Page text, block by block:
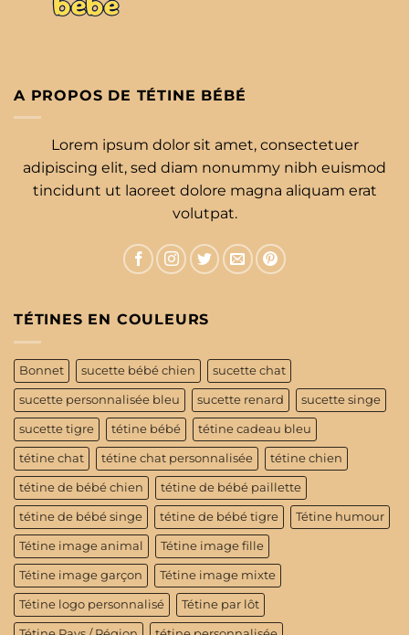
A PROPOS DE TÉTINE BÉBÉ
Lorem ipsum dolor sit amet, consectetuer
adipiscing elit, sed diam nonummy nibh euismod
tincidunt ut laoreet dolore magna aliquam erat
volutpat.
TÉTINES EN COULEURS
Bonnet sucette bébé chien sucette chat
sucette personnalisée bleu sucette renard sucette singe
sucette tigre tétine bébé tétine cadeau bleu
tétine chat tétine chat personnalisée tétine chien
tétine de bébé chien tétine de bébé paillette
tétine de bébé singe tétine de bébé tigre Tétine humour
Tétine image animal Tétine image fille
Tétine image garçon Tétine image mixte
Tétine logo personnalisé Tétine par lôt